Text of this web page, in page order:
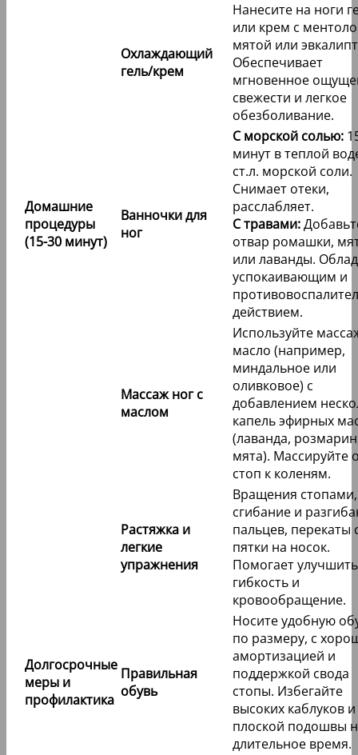
Охлаждающий
гель/крем
Нанесите на ноги
или крем с
мятой или
Обеспечивает
мгновенное
свежести и легкое
обезболивание.
Домашние
процедуры
(15-30 минут)
Ванночки для
ног
С морской солью:
минут в теплой
ст.л. морской соли.
Снимает отеки,
расслабляет.
С травами:
отвар ромашки,
или лаванды.
успокаивающим и
действием.
Массаж ног с
маслом
Используйте
масло (например,
миндальное или
оливковое) с
добавлением
капель эфирных
(лаванда,
мята). Массируйте
стоп к коленям.
Растяжка и
легкие
упражнения
Вращения стопами,
сгибание и
пальцев, перекаты
пятки на носок.
Помогает улучшить
гибкость и
кровообращение.
Долгосрочные
меры и
профилактика
Правильная
обувь
Носите удобную
по размеру, с
амортизацией и
поддержкой свода
стопы. Избегайте
высоких каблуков и
плоской подошвы
длительное время.